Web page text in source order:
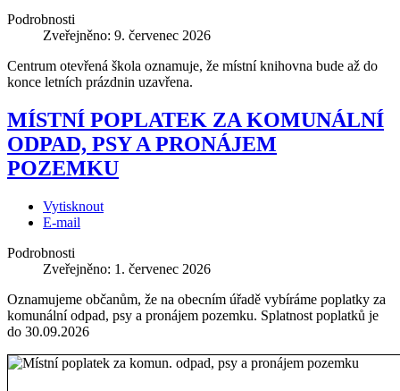
Podrobnosti
Zveřejněno: 9. červenec 2026
Centrum otevřená škola oznamuje, že místní knihovna bude až do
konce letních prázdnin uzavřena.
MÍSTNÍ POPLATEK ZA KOMUNÁLNÍ
ODPAD, PSY A PRONÁJEM
POZEMKU
Vytisknout
E-mail
Podrobnosti
Zveřejněno: 1. červenec 2026
Oznamujeme občanům, že na obecním úřadě vybíráme poplatky za
komunální odpad, psy a pronájem pozemku. Splatnost poplatků je
do 30.09.2026